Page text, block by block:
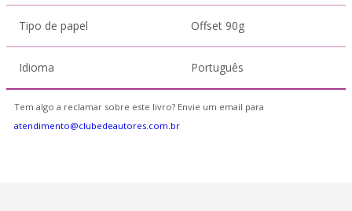
Tipo de papel Offset 90g
Idioma Português
Tem algo a reclamar sobre este livro? Envie um email para
atendimento@clubedeautores.com.br